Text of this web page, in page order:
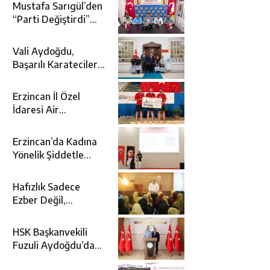
Mustafa Sarıgül’den
“Parti Değiştirdi”
Vali Aydoğdu,
Başarılı Karatecileri
Erzincan İl Özel
İdaresi Air
Türkiye Şampiyonu
Oldu
Erzincan’da Kadına
Yönelik Şiddetle
Kurumlar Bir Araya
Geldi
Hafızlık Sadece
Ezber Değil,
Yaşamaktır
HSK Başkanvekili
Fuzuli Aydoğdu’dan